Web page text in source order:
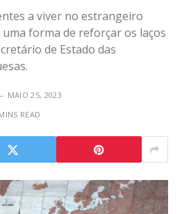
a viver no estrangeiro
forma de reforçar os laços
de Estado das
MAIO 25, 2023
READ